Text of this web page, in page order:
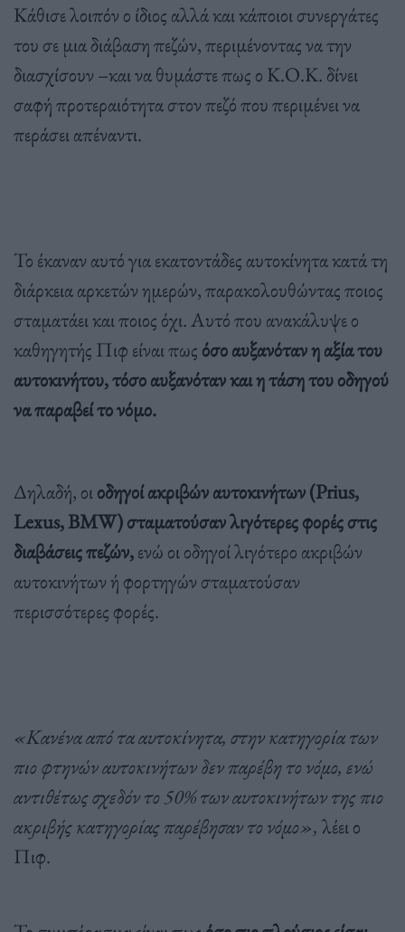
Κάθισε λοιπόν ο ίδιος αλλά και κάποιοι συνεργάτες
του σε μια διάβαση πεζών, περιμένοντας να την
διασχίσουν –και να θυμάστε πως ο Κ.Ο.Κ. δίνει
σαφή προτεραιότητα στον πεζό που περιμένει να
περάσει απέναντι.
Το έκαναν αυτό για εκατοντάδες αυτοκίνητα κατά τη
διάρκεια αρκετών ημερών, παρακολουθώντας ποιος
σταματάει και ποιος όχι. Αυτό που ανακάλυψε ο
καθηγητής Πιφ είναι πως όσο αυξανόταν η αξία του
αυτοκινήτου, τόσο αυξανόταν και η τάση του οδηγού
να παραβεί το νόμο.
Δηλαδή, οιοδηγοί ακριβών αυτοκινήτων (Prius,
Lexus, BMW) σταματούσαν λιγότερες φορές στις
διαβάσεις πεζών,ενώ οι οδηγοί λιγότερο ακριβών
αυτοκινήτων ή φορτηγών σταματούσαν
περισσότερες φορές.
«Κανένα από τα αυτοκίνητα, στην κατηγορία των
πιο φτηνών αυτοκινήτων δεν παρέβη το νόμο, ενώ
αντιθέτως σχεδόν το 50% των αυτοκινήτων της πιο
ακριβής κατηγορίας παρέβησαν το νόμο», λέει ο
Πιφ.